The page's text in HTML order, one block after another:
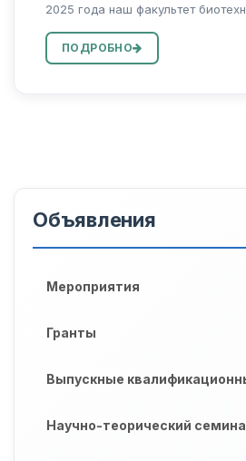
2025 года наш факультет
Рахимбоя Рашидбека оглу.
организовано в 222-й группе
ПОДРОБНО
Объявления
Мероприятия
Гранты
Выпускные
Научно-теорический